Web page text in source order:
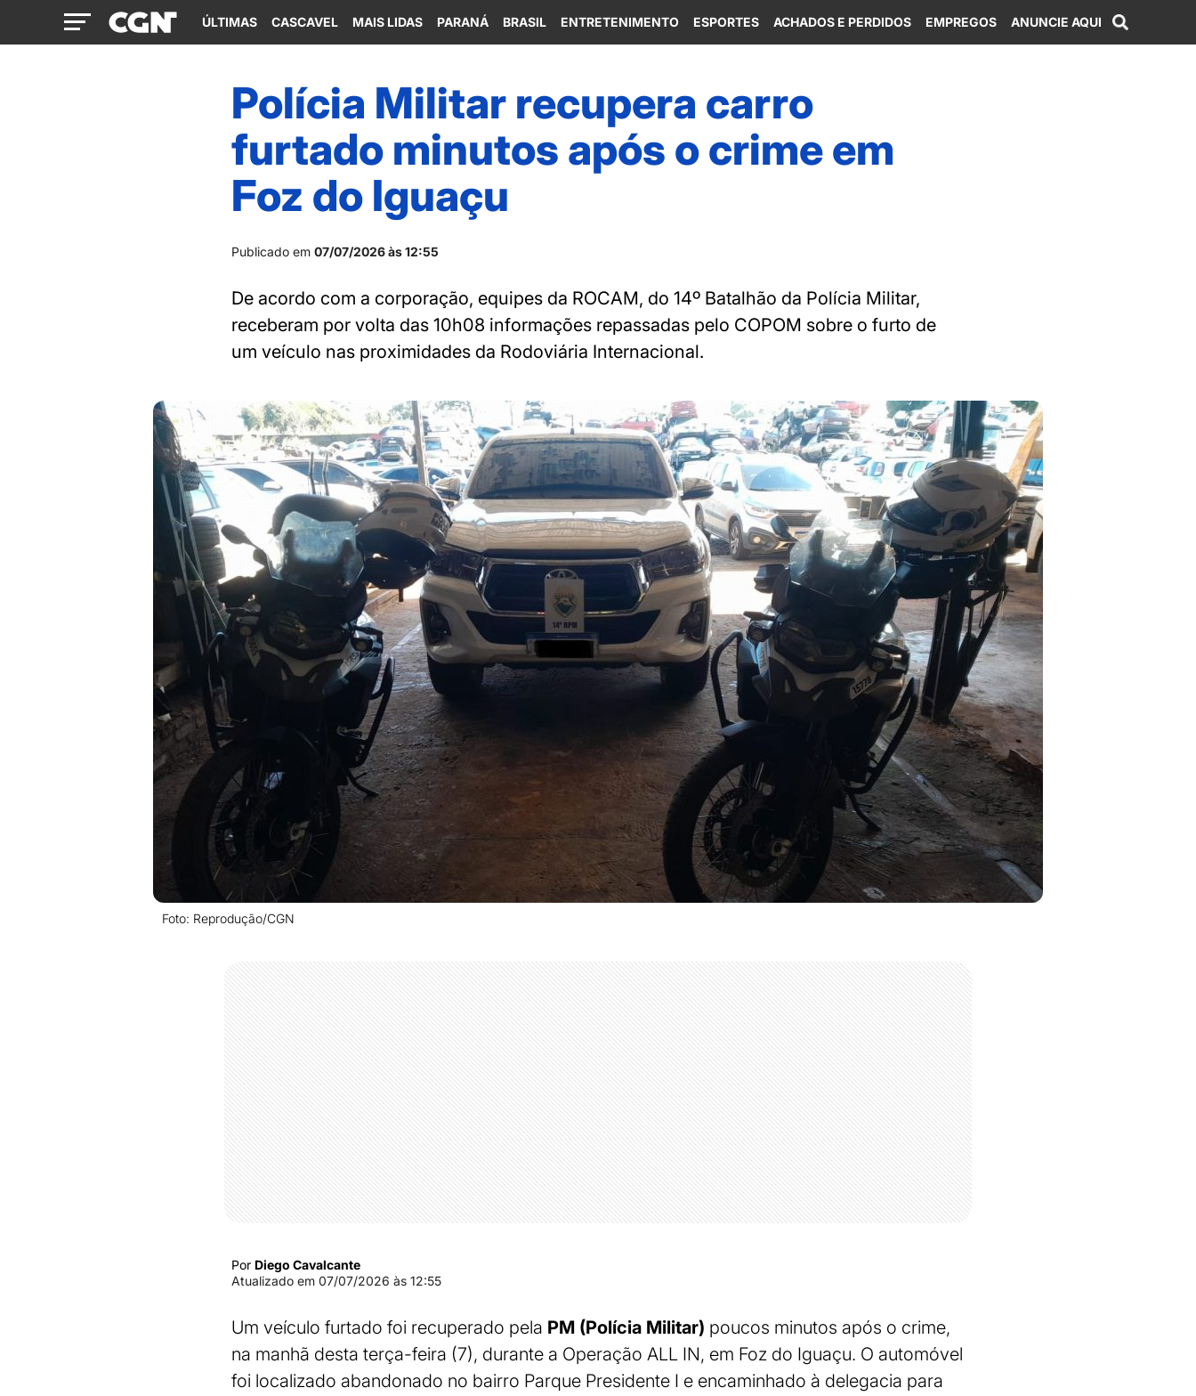
ÚLTIMAS CASCAVEL MAIS LIDAS PARANÁ BRASIL ENTRETENIMENTO ESPORTES ACHADOS E PERDIDOS EMPREGOS ANUNCIE AQUI
Polícia Militar recupera carro
furtado minutos após o crime em
Foz do Iguaçu
Publicado em 07/07/2026 às 12:55
De acordo com a corporação, equipes da ROCAM, do 14º Batalhão da Polícia Militar,
receberam por volta das 10h08 informações repassadas pelo COPOM sobre o furto de
um veículo nas proximidades da Rodoviária Internacional.
Foto: Reprodução/CGN
Por Diego Cavalcante
Atualizado em 07/07/2026 às 12:55
Um veículo furtado foi recuperado pela PM (Polícia Militar) poucos minutos após o crime,
na manhã desta terça-feira (7), durante a Operação ALL IN, em Foz do Iguaçu. O automóvel
foi localizado abandonado no bairro Parque Presidente I e encaminhado à delegacia para